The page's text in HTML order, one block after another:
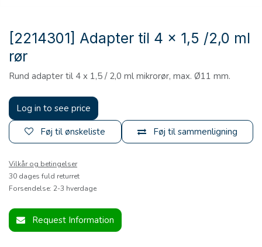
[2214301] Adapter til 4 x 1,5 /2,0 ml
rør
Rund adapter til 4 x 1,5 / 2,0 ml mikrorør, max. Ø11 mm.
Log in to see price
Føj til sammenligning
Føj til ønskeliste
Vilkår og betingelser
30 dages fuld returret
Forsendelse: 2-3 hverdage
Request Information